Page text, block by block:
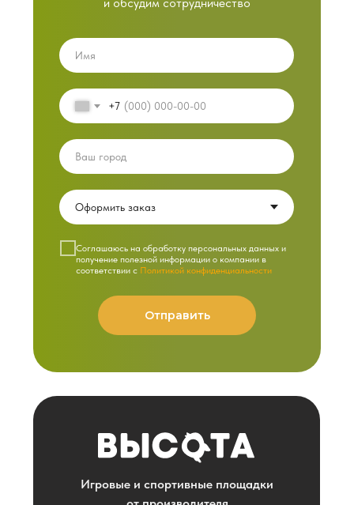
+7
Cоглашаюсь на обработку персональных данных и
получение полезной информации о компании в
соответствии с Политикой конфиденциальности
Отправить
Игровые и спортивные площадки